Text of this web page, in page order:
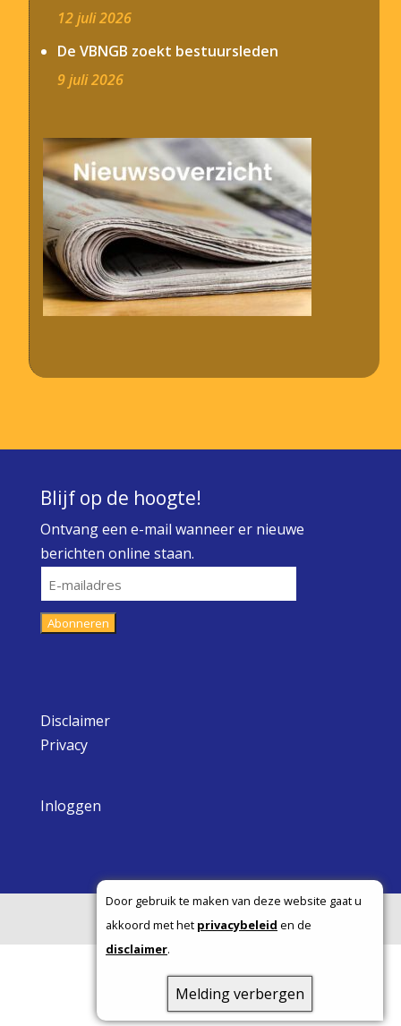
Door gebruik te maken van deze website gaat u
akkoord met het privacybeleid en de
disclaimer.
Melding verbergen
12 juli 2026
De VBNGB zoekt bestuursleden
9 juli 2026
Blijf op de hoogte!
Ontvang een e-mail wanneer er nieuwe
berichten online staan.
E-
mailadres
Abonneren
Disclaimer
Privacy
Inloggen
Copyright ©